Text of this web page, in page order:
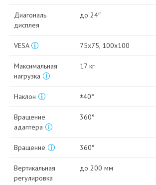
Диагональ
дисплея
до 24″
VESA 75x75, 100x100
Максимальная
нагрузка
17 кг
Наклон ±40°
Вращение
адаптера
360°
Вращение 360°
Вертикальная
регулировка
до 200 мм